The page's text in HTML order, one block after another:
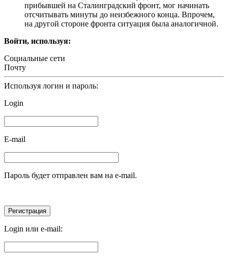
прибывшей на Сталинградский фронт, мог начинать
отсчитывать минуты до неизбежного конца. Впрочем,
на другой стороне фронта ситуация была аналогичной.
Войти, используя:
Социальные сети
Почту
Используя логин и пароль:
Login
E-mail
Пароль будет отправлен вам на e-mail.
Login или e-mail: